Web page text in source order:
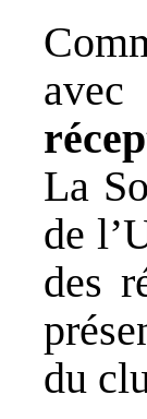
La
de
des
du